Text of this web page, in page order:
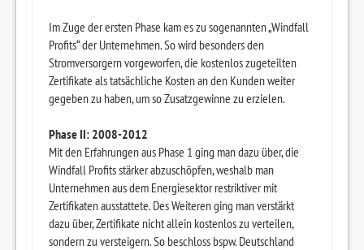
Im Zuge der ersten Phase kam es zu sogenannten „Windfall
Profits“ der Unternehmen. So wird besonders den
Stromversorgern vorgeworfen, die kostenlos zugeteilten
Zertifikate als tatsächliche Kosten an den Kunden weiter
gegeben zu haben, um so Zusatzgewinne zu erzielen.
Phase II: 2008-2012
Mit den Erfahrungen aus Phase 1 ging man dazu über, die
Windfall Profits stärker abzuschöpfen, weshalb man
Unternehmen aus dem Energiesektor restriktiver mit
Zertifikaten ausstattete. Des Weiteren ging man verstärkt
dazu über, Zertifikate nicht allein kostenlos zu verteilen,
sondern zu versteigern. So beschloss bspw. Deutschland